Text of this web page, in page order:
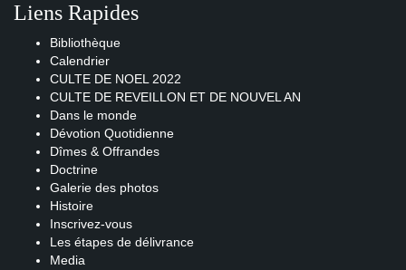
Liens Rapides
Bibliothèque
Calendrier
CULTE DE NOEL 2022
CULTE DE REVEILLON ET DE NOUVEL AN
Dans le monde
Dévotion Quotidienne
Dîmes & Offrandes
Doctrine
Galerie des photos
Histoire
Inscrivez-vous
Les étapes de délivrance
Media